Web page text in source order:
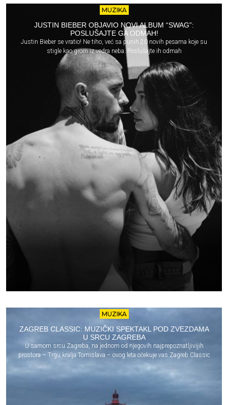
MUZIKA
JUSTIN BIEBER OBJAVIO NOVI ALBUM “SWAG”:
POSLUŠAJTE GA ODMAH!
Justin Bieber se vratio! Ne tiho, već sa punih 20 novih pesama koje su
stigle kao grom iz vedra neba. Poslušajte ih odmah
MUZIKA
ZAGREB CLASSIC: MUZIČKI SPEKTAKL POD ZVEZDAMA
U SRCU ZAGREBA
U samom srcu Zagreba, na jednom od njegovih najprepoznatljivijih
prostora – Trgu kralja Tomislava – ovog leta očekuje vas Zagreb Classic